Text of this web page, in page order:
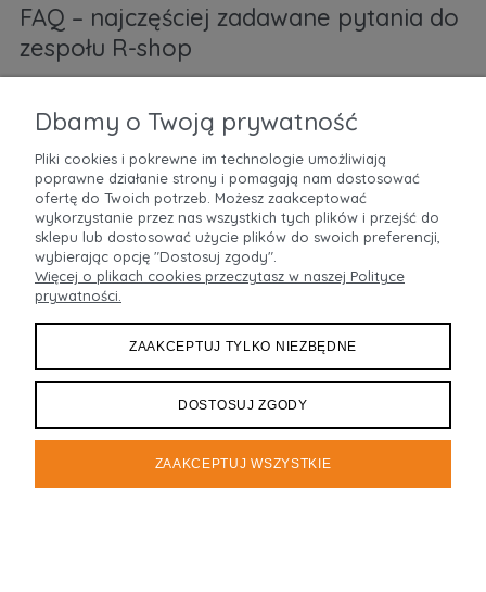
FAQ – najczęściej zadawane pytania do
zespołu R-shop
Jakie gadżety reklamowe można zamówić w R-
shop?
W R-shop możesz zamówić szeroki wybór produktów
reklamowych – od długopisów, notesów, kalendarzy,
kubków, smyczy, toreb, plecaków, tekstyliów i parasoli po
ulotki, katalogi, wizytówki, naklejki, ścianki reklamowe,
tabliczki, szyldy, litery przestrzenne, kasetony, pylony i
przygotować zarówno małe zamówienie promocyjne, jak i
Czy gadżety reklamowe z logo można zamówić z
własnym projektem?
Dbamy o Twoją prywatność
Pliki cookies i pokrewne im technologie umożliwiają
poprawne działanie strony i pomagają nam dostosować
ofertę do Twoich potrzeb. Możesz zaakceptować
wykorzystanie przez nas wszystkich tych plików i przejść do
sklepu lub dostosować użycie plików do swoich preferencji,
wybierając opcję "Dostosuj zgody".
Więcej o plikach cookies przeczytasz w naszej Polityce
prywatności.
ZAAKCEPTUJ TYLKO NIEZBĘDNE
DOSTOSUJ ZGODY
ZAAKCEPTUJ WSZYSTKIE